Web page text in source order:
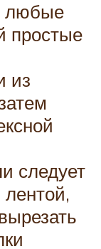
любые
простые
из
следует